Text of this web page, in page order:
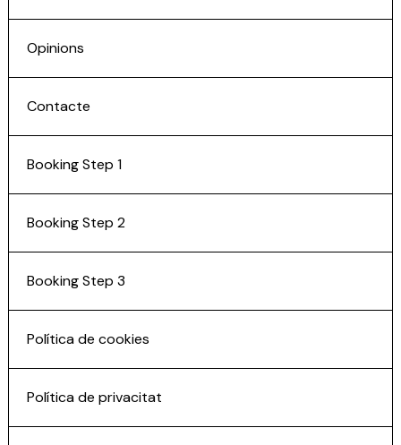
Opinions
Contacte
Booking Step 1
Booking Step 2
Booking Step 3
Política de cookies
Política de privacitat